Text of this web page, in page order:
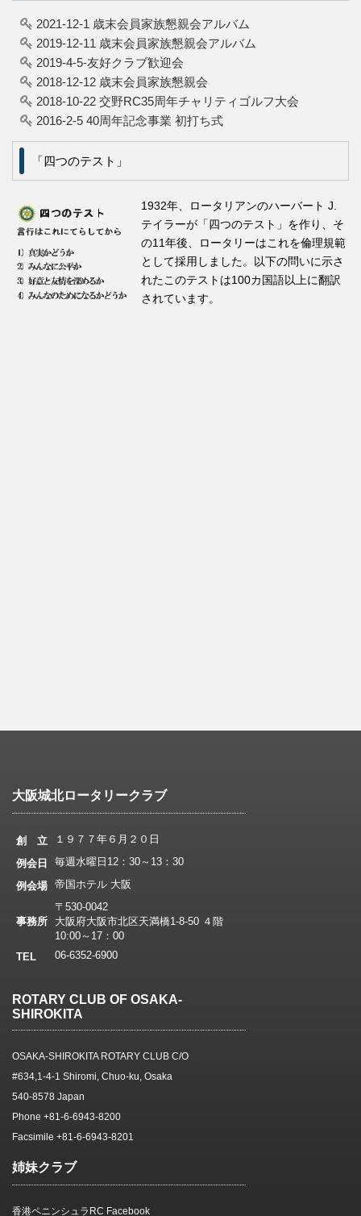
2021-12-1 歳末会員家族懇親会アルバム
2019-12-11 歳末会員家族懇親会アルバム
2019-4-5-友好クラブ歓迎会
2018-12-12 歳末会員家族懇親会
2018-10-22 交野RC35周年チャリティゴルフ大会
2016-2-5 40周年記念事業 初打ち式
「四つのテスト」
1932年、ロータリアンのハーバート J.
テイラーが「四つのテスト」を作り、そ
の11年後、ロータリーはこれを倫理規範
として採用しました。以下の問いに示さ
れたこのテストは100カ国語以上に翻訳
されています。
大阪城北ロータリークラブ
創 立
１９７７年６月２０日
例会日
毎週水曜日12：30～13：30
例会場 帝国ホテル 大阪
事務所
〒530-0042
大阪府大阪市北区天満橋1-8-50 ４階
10:00～17：00
TEL
06-6352-6900
ROTARY CLUB OF OSAKA-
SHIROKITA
OSAKA-SHIROKITA ROTARY CLUB C/O
#634,1-4-1 Shiromi, Chuo-ku, Osaka
540-8578 Japan
Phone +81-6-6943-8200
Facsimile +81-6-6943-8201
姉妹クラブ
香港ペニンシュラRC Facebook